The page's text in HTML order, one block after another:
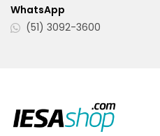
WhatsApp
(51) 3092-3600